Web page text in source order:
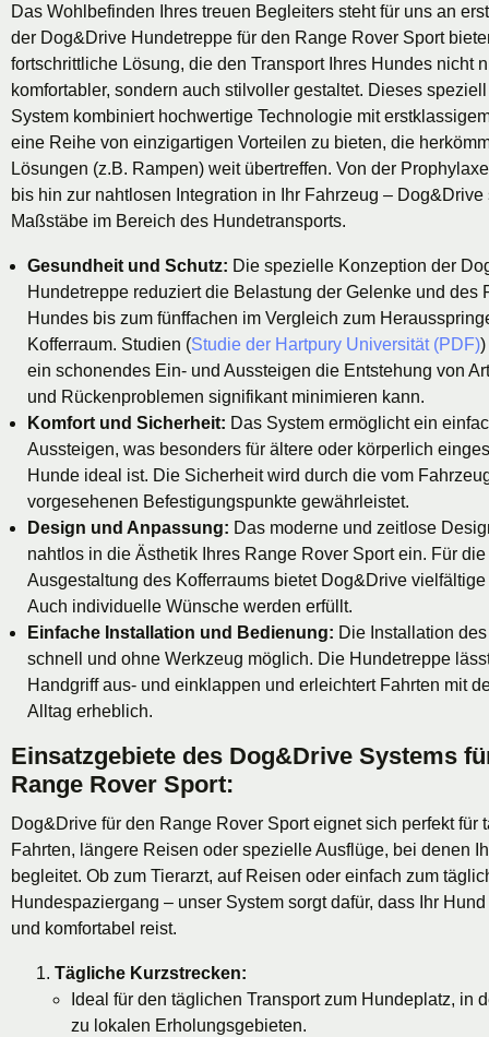
Das Wohlbefinden Ihres treuen Begleiters steht für uns an
der Dog&Drive Hundetreppe für den Range Rover Sport
fortschrittliche Lösung, die den Transport Ihres Hundes nicht
komfortabler, sondern auch stilvoller gestaltet. Dieses
System kombiniert hochwertige Technologie mit
eine Reihe von einzigartigen Vorteilen zu bieten, die
Lösungen (z.B. Rampen) weit übertreffen. Von der
bis hin zur nahtlosen Integration in Ihr Fahrzeug – Dog&Drive
Maßstäbe im Bereich des Hundetransports.
Gesundheit und Schutz: Die spezielle Konzeption der
Hundetreppe reduziert die Belastung der Gelenke und des
Hundes bis zum fünffachen im Vergleich zum
Kofferraum. Studien (Studie der Hartpury Universität (PDF))
ein schonendes Ein- und Aussteigen die Entstehung von
und Rückenproblemen signifikant minimieren kann.
Komfort und Sicherheit: Das System ermöglicht ein
Aussteigen, was besonders für ältere oder körperlich
Hunde ideal ist. Die Sicherheit wird durch die vom
vorgesehenen Befestigungspunkte gewährleistet.
Design und Anpassung: Das moderne und zeitlose
nahtlos in die Ästhetik Ihres Range Rover Sport ein. Für
Ausgestaltung des Kofferraums bietet Dog&Drive
Auch individuelle Wünsche werden erfüllt.
Einfache Installation und Bedienung: Die Installation
schnell und ohne Werkzeug möglich. Die Hundetreppe
Handgriff aus- und einklappen und erleichtert Fahrten mit
Alltag erheblich.
Einsatzgebiete des Dog&Drive Systems
Range Rover Sport:
Dog&Drive für den Range Rover Sport eignet sich perfekt für
Fahrten, längere Reisen oder spezielle Ausflüge, bei denen
begleitet. Ob zum Tierarzt, auf Reisen oder einfach zum
Hundespaziergang – unser System sorgt dafür, dass Ihr
und komfortabel reist.
Tägliche Kurzstrecken:
Ideal für den täglichen Transport zum Hundeplatz, in
zu lokalen Erholungsgebieten.